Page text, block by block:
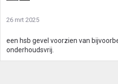
26 mrt 2025
een hsb gevel voorzien van
onderhoudsvrij.